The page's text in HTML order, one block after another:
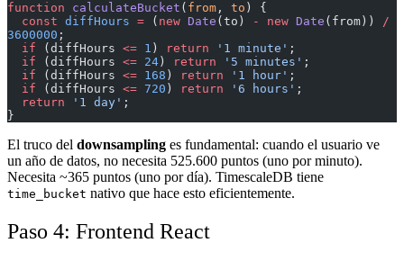
function calculateBucket ( from , to ) {
  const
diffHours = ( new Date (to) - new Date (from)) /
3600000 ;
  if
(diffHours <= 1 ) return '1 minute' ;
  if
(diffHours <= 24 ) return '5 minutes' ;
  if
(diffHours <= 168 ) return '1 hour' ;
  if
(diffHours <= 720 ) return '6 hours' ;
  return
'1 day' ;
}
El truco del downsampling es fundamental: cuando el usuario ve
un año de datos, no necesita 525.600 puntos (uno por minuto).
Necesita ~365 puntos (uno por día). TimescaleDB tiene
time_bucket nativo que hace esto eficientemente.
Paso 4: Frontend React